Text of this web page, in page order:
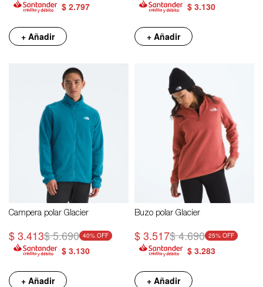
$ 2.797
+ Añadir
$ 3.130
+ Añadir
Campera polar Glacier
$3.413$5.690 40
$ 3.130
+ Añadir
Buzo polar Glacier
$3.517$4.690 25
$ 3.283
+ Añadir